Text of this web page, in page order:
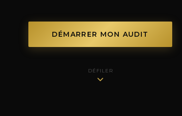
DÉMARRER MON AUDIT
DÉFILER